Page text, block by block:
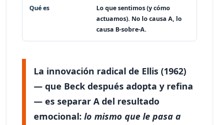
Lo que sentimos (y cómo
actuamos). No lo causa A, lo
causa B-sobre-A.
La innovación radical de Ellis (1962)
— que Beck después adopta y refina
— es separar Adel resultado
emocional: lo mismo que le pasa a